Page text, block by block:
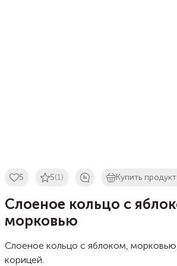
5 5(1) Купить
Слоеное кольцо с
морковью
Слоеное кольцо с яблоком,
корицей.